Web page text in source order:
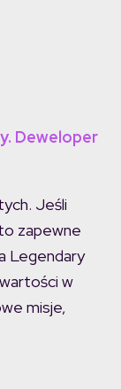
Deweloper
Jeśli
zapewne
Legendary
w
misje,